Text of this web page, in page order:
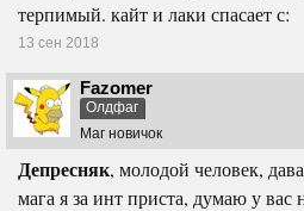
терпимый. кайт и лаки спасает с:
13 сен 2018
Fazomer
Олдфаг
Маг новичок
Депресняк, молодой человек,
мага я за инт приста, думаю у вас